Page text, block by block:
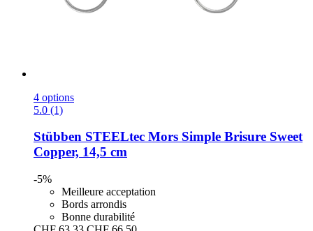
4 options
5.0 (1)
Stübben STEELtec Mors Simple Brisure Sweet
Copper, 14,5 cm
-5%
Meilleure acceptation
Bords arrondis
Bonne durabilité